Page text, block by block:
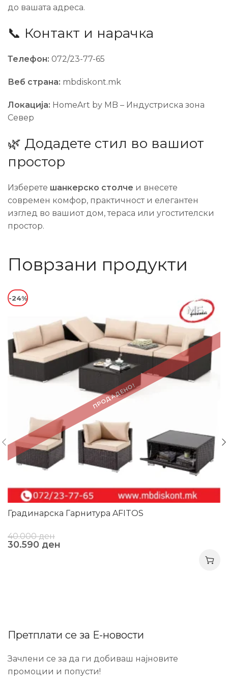
до вашата адреса.
📞 Контакт и нарачка
Телефон: 072/23-77-65
Веб страна: mbdiskont.mk
Локација: HomeArt by MB – Индустриска зона
Север
🌿 Додадете стил во вашиот
простор
Изберете шанкерско столче и внесете
современ комфор, практичност и елегантен
изглед во вашиот дом, тераса или угостителски
простор.
Поврзани продукти
ПРОДАДЕНО!
-24%
Градинарска Гарнитура AFITOS
40.000ден
30.590 ден
Претплати се за Е-новости
Зачлени се за да ги добиваш најновите
промоции и попусти!